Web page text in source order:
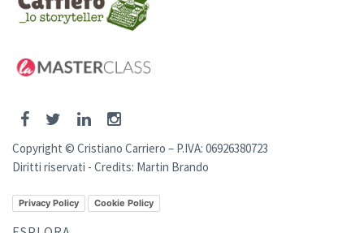
Copyright © Cristiano Carriero – P.IVA: 06926380723
Diritti riservati - Credits: Martin Brando
Privacy Policy Cookie Policy